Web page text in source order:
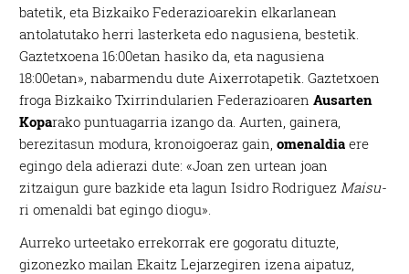
batetik, eta Bizkaiko Federazioarekin elkarlanean
antolatutako herri lasterketa edo nagusiena, bestetik.
Gaztetxoena 16:00etan hasiko da, eta nagusiena
18:00etan», nabarmendu dute Aixerrotapetik. Gaztetxoen
froga Bizkaiko Txirrindularien FederazioarenAusarten
Koparako puntuagarria izango da. Aurten, gainera,
berezitasun modura, kronoigoeraz gain, omenaldia ere
egingo dela adierazi dute: «Joan zen urtean joan
zitzaigun gure bazkide eta lagun Isidro Rodriguez Maisu-
ri omenaldi bat egingo diogu».
Aurreko urteetako errekorrak ere gogoratu dituzte,
gizonezko mailan Ekaitz Lejarzegiren izena aipatuz,